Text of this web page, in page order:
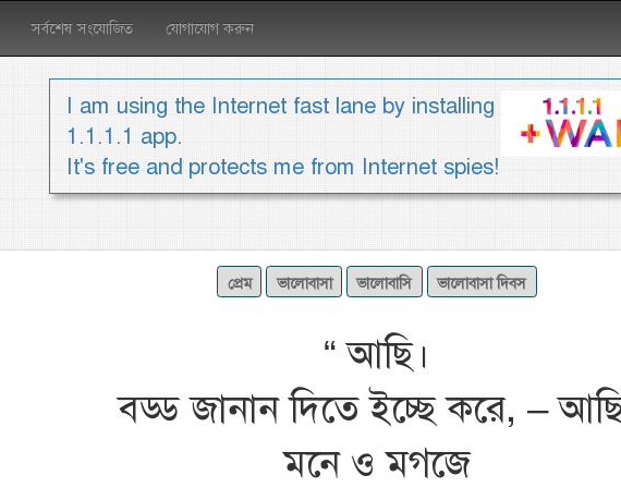
সর্বশেষ সংযোজিত যোগাযোগ করুন
I am using the Internet fast lane by installing
1.1.1.1 app.
It's free and protects me from Internet spies!
প্রেম ভালোবাসা ভালোবাসি ভালোবাসা দিবস
“আছি।
বড্ড জানান দিতে ইচ্ছে করে, –
মনে ও মগজে